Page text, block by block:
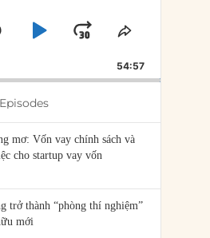
BACKWARD
PLAYJUMP
FORWARD
SHARE
EPISODE
54:57
mơ: Vốn vay chính sách và
cho startup vay vốn
trở thành “phòng thí nghiệm”
mới